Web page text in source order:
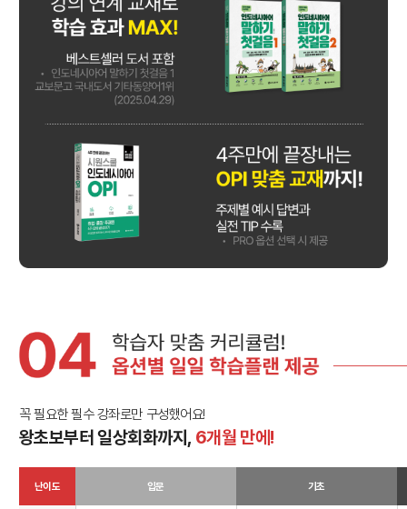
꼭 필요한 필수 강좌로만 구성했어요!
왕초보부터 일상회화까지, 6개월 만에!
난이도 입문 기초